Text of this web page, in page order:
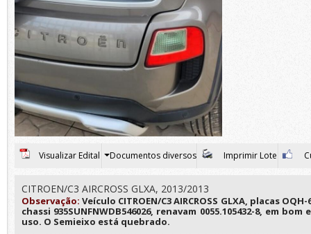
Visualizar Edital Documentos diversos Imprimir Lote
CITROEN/C3 AIRCROSS GLXA, 2013/2013
Observação: Veículo CITROEN/C3 AIRCROSS GLXA, placas
chassi 935SUNFNWDB546026, renavam 0055.105432-8, em
uso. O Semieixo está quebrado.